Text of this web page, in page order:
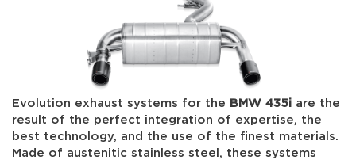
Evolution exhaust systems for the BMW 435i are the
result of the perfect integration of expertise, the
best technology, and the use of the finest materials.
Made of austenitic stainless steel, these systems